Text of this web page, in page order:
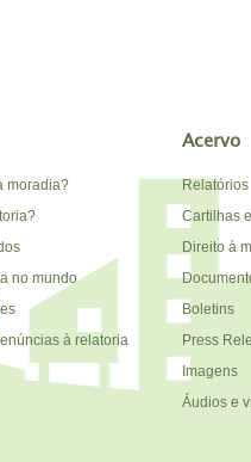
moradia?
no mundo
à relatoria
Acervo
Relatórios
Cartilhas
Direito à
Boletins
Press
Imagens
Áudios e